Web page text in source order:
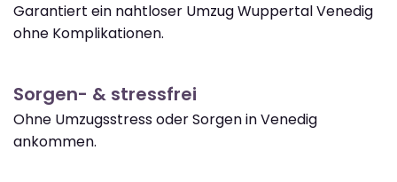
Garantiert ein nahtloser Umzug Wuppertal Venedig
ohne Komplikationen.
Sorgen- & stressfrei
Ohne Umzugsstress oder Sorgen in Venedig
ankommen.